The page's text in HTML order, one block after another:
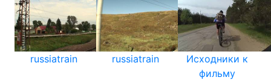
russiatrain russiatrain
Исходники к
фильму